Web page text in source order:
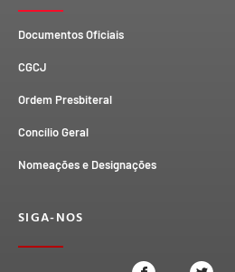
Documentos Oficiais
CGCJ
Ordem Presbiteral
Concílio Geral
Nomeações e Designações
SIGA-NOS